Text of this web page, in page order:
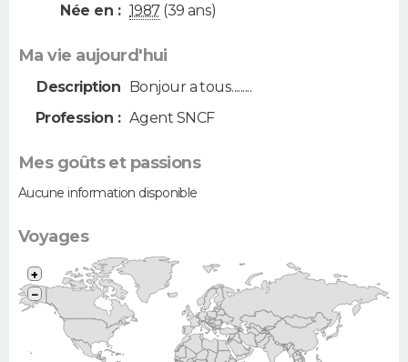
Née en : 1987(39 ans)
Ma vie aujourd'hui
Description Bonjour a tous.........
Profession : Agent SNCF
Mes goûts et passions
Aucune information disponible
Voyages
+
−